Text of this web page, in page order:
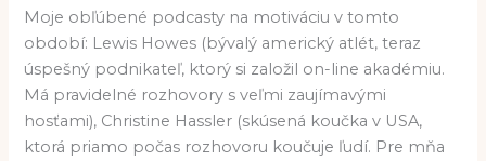
Moje obľúbené podcasty na motiváciu v tomto
období: Lewis Howes (bývalý americký atlét, teraz
úspešný podnikateľ, ktorý si založil on-line akadémiu.
Má pravidelné rozhovory s veľmi zaujímavými
hosťami), Christine Hassler (skúsená koučka v USA,
ktorá priamo počas rozhovoru koučuje ľudí. Pre mňa